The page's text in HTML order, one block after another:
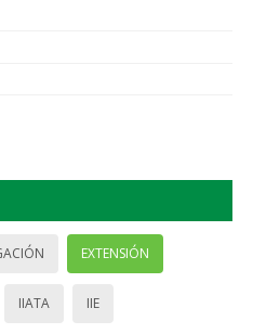
EXTENSIÓN
IIATA IIE